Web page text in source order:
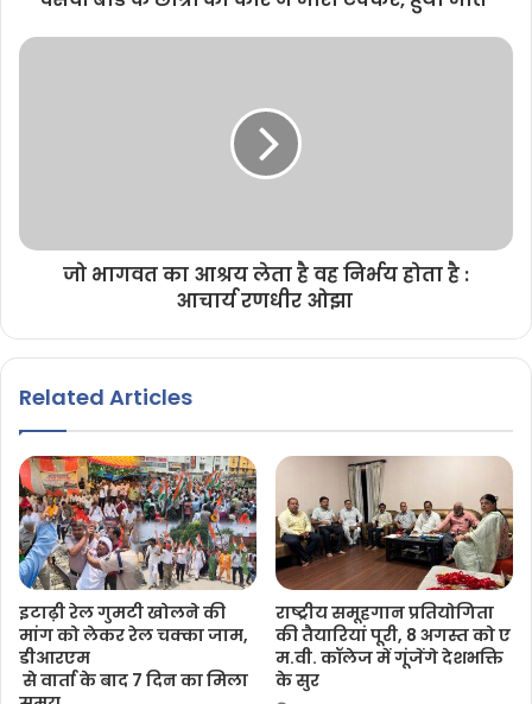
जो भागवत का आश्रय लेता है वह निर्भय होता है :
आचार्य रणधीर ओझा
Related Articles
इटाढ़ी रेल गुमटी खोलने की
मांग को लेकर रेल चक्का जाम,
डीआरएम
से वार्ता के बाद 7 दिन का मिला
राष्ट्रीय समूहगान प्रतियोगिता
की तैयारियां पूरी, 8 अगस्त को ए
म.वी. कॉलेज में गूंजेंगे देशभक्ति
के सुर